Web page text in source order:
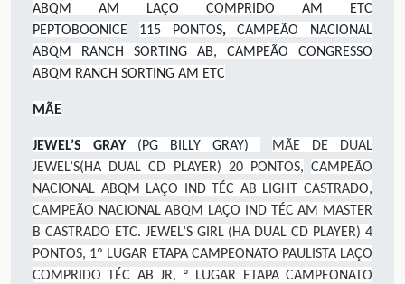
ABQM AM LAÇO COMPRIDO AM ETC
PEPTOBOONICE
115 PONTOS,CAMPEÃO NACIONAL
ABQM RANCH SORTING AB, CAMPEÃO CONGRESSO
ABQM RANCH SORTING AM ETC
MÃE
JEWEL’S GRAY (PG BILLY GRAY)
MÃE DE DUAL
JEWEL’S(HA DUAL CD PLAYER) 20 PONTOS, CAMPEÃO
NACIONAL ABQM LAÇO IND TÉC AB LIGHT CASTRADO,
CAMPEÃO NACIONAL ABQM LAÇO IND TÉC AM MASTER
B CASTRADO ETC. JEWEL’S GIRL (HA DUAL CD PLAYER) 4
PONTOS, 1º LUGAR ETAPA CAMPEONATO PAULISTA LAÇO
COMPRIDO TÉC AB JR, º LUGAR ETAPA CAMPEONATO